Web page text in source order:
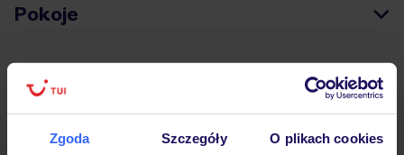
Zgoda Szczegóły O plikach cookies
Pokoje
Wyżywienie
Atrakcje